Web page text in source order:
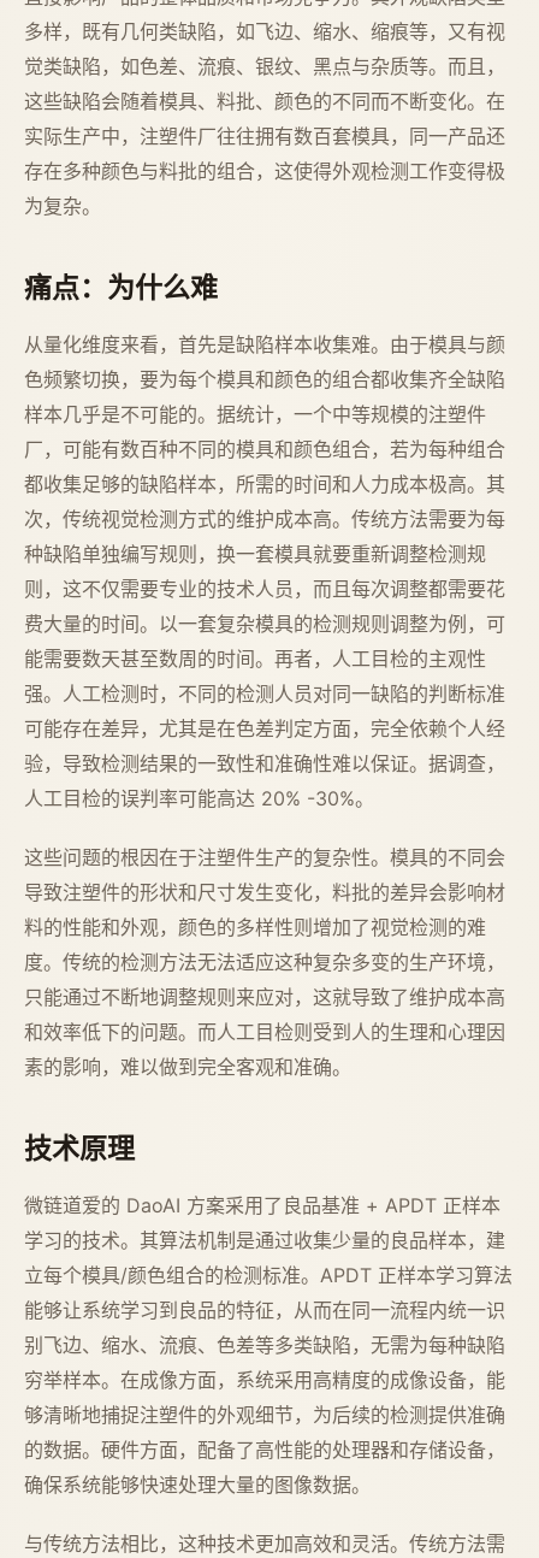
多样，既有几何类缺陷，如飞边、缩水、缩痕等，又有视
觉类缺陷，如色差、流痕、银纹、黑点与杂质等。而且，
这些缺陷会随着模具、料批、颜色的不同而不断变化。在
实际生产中，注塑件厂往往拥有数百套模具，同一产品还
存在多种颜色与料批的组合，这使得外观检测工作变得极
为复杂。
痛点：为什么难
从量化维度来看，首先是缺陷样本收集难。由于模具与颜
色频繁切换，要为每个模具和颜色的组合都收集齐全缺陷
样本几乎是不可能的。据统计，一个中等规模的注塑件
厂，可能有数百种不同的模具和颜色组合，若为每种组合
都收集足够的缺陷样本，所需的时间和人力成本极高。其
次，传统视觉检测方式的维护成本高。传统方法需要为每
种缺陷单独编写规则，换一套模具就要重新调整检测规
则，这不仅需要专业的技术人员，而且每次调整都需要花
费大量的时间。以一套复杂模具的检测规则调整为例，可
能需要数天甚至数周的时间。再者，人工目检的主观性
强。人工检测时，不同的检测人员对同一缺陷的判断标准
可能存在差异，尤其是在色差判定方面，完全依赖个人经
验，导致检测结果的一致性和准确性难以保证。据调查，
人工目检的误判率可能高达 20% -30%。
这些问题的根因在于注塑件生产的复杂性。模具的不同会
导致注塑件的形状和尺寸发生变化，料批的差异会影响材
料的性能和外观，颜色的多样性则增加了视觉检测的难
度。传统的检测方法无法适应这种复杂多变的生产环境，
只能通过不断地调整规则来应对，这就导致了维护成本高
和效率低下的问题。而人工目检则受到人的生理和心理因
素的影响，难以做到完全客观和准确。
技术原理
微链道爱的 DaoAI 方案采用了良品基准 + APDT 正样本
学习的技术。其算法机制是通过收集少量的良品样本，建
立每个模具/颜色组合的检测标准。APDT 正样本学习算法
能够让系统学习到良品的特征，从而在同一流程内统一识
别飞边、缩水、流痕、色差等多类缺陷，无需为每种缺陷
穷举样本。在成像方面，系统采用高精度的成像设备，能
够清晰地捕捉注塑件的外观细节，为后续的检测提供准确
的数据。硬件方面，配备了高性能的处理器和存储设备，
确保系统能够快速处理大量的图像数据。
与传统方法相比，这种技术更加高效和灵活。传统方法需